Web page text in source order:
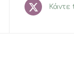
Κάντε